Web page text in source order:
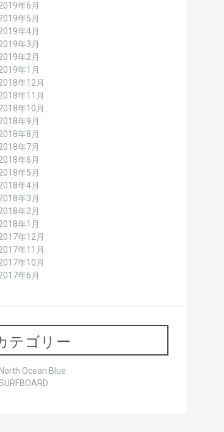
年6月
年5月
年4月
年3月
年2月
年1月
年12月
年11月
年10月
年9月
年8月
年7月
年6月
年5月
年4月
年3月
年2月
年1月
年12月
年11月
年10月
年6月
テゴリー
North Ocean Blue